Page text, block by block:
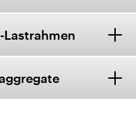
Lastrahmen